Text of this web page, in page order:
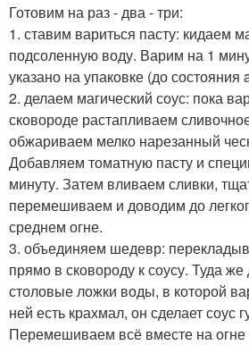
Готовим на раз - два - три:
1. ставим вариться пасту: кидаем
подсоленную воду. Варим на 1
указано на упаковке (до состояния
2. делаем магический соус: пока
сковороде растапливаем
обжариваем мелко нарезанный
Добавляем томатную пасту и
минуту. Затем вливаем сливки,
перемешиваем и доводим до
среднем огне.
3. объединяем шедевр:
прямо в сковороду к соусу. Туда
столовые ложки воды, в которой
ней есть крахмал, он сделает соус
Перемешиваем всё вместе на